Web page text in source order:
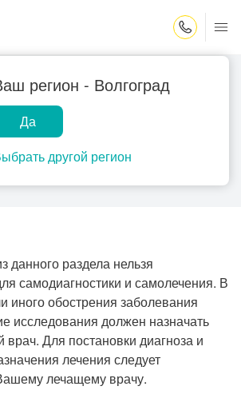
регион - Волгоград
Да
другой регион
Центр помощи
на дому
раздела нельзя
самодиагностики и самолечения. В
иного обострения заболевания
исследования должен назначать
врач. Для постановки диагноза и
лечения следует
лечащему врачу.